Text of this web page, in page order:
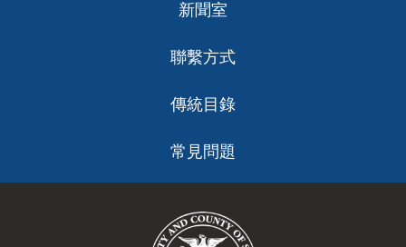
新聞室
聯繫方式
傳統目錄
常見問題